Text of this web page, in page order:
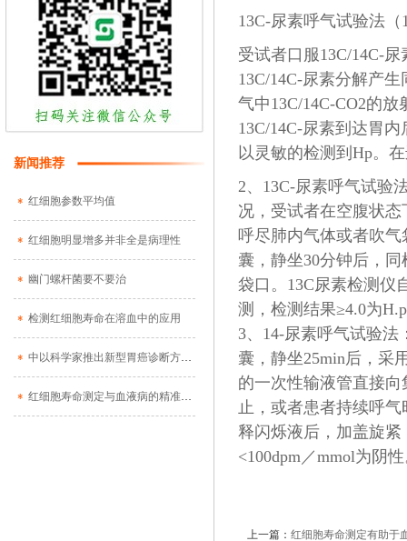
新闻推荐
红细胞参数平均值
红细胞明显增多并非全是病理性
幽门螺杆菌要不要治
检测红细胞寿命在溶血中的应用
中以科学家推出新型胃癌诊断方法 呼吸测试即可确诊
红细胞寿命测定与血液病的精准诊断
13C-尿素呼气试验法
受试者口服13C/14C-
13C/14C-尿素分解产
气中13C/14C-CO2的
13C/14C-尿素到达胃
以灵敏的检测到Hp。
2、13C-尿素呼气试验
况，受试者在空腹状
呼尽肺内气体或者吹
囊，静坐30分钟后，
袋口。13C尿素检测仪
测，检测结果≥4.0为
3、14-尿素呼气试验法
囊，静坐25min后，采
的一次性输液管直接
止，或者患者持续呼
释闪烁液后，加盖旋紧
<100dpm／mmol为阴
上一篇： 红细胞寿命测定有助于